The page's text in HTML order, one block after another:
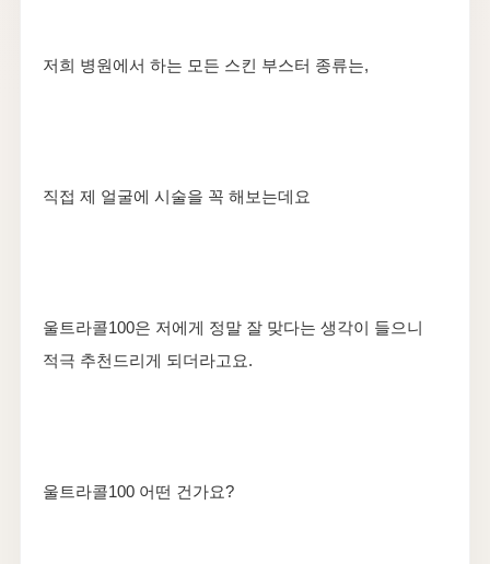
​저희 병원에서 하는 모든 스킨 부스터 종류는,
직접 제 얼굴에 시술을 꼭 해보는데요
​울트라콜100은 저에게 정말 잘 맞다는 생각이 들으니
적극 추천드리게 되더라고요.
울트라콜100 어떤 건가요?